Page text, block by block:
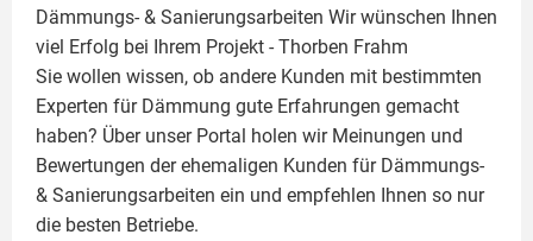
Dämmungs- & Sanierungsarbeiten Wir wünschen Ihnen
viel Erfolg bei Ihrem Projekt - Thorben Frahm
Sie wollen wissen, ob andere Kunden mit bestimmten
Experten für Dämmung gute Erfahrungen gemacht
haben? Über unser Portal holen wir Meinungen und
Bewertungen der ehemaligen Kunden für Dämmungs-
& Sanierungsarbeiten ein und empfehlen Ihnen so nur
die besten Betriebe.